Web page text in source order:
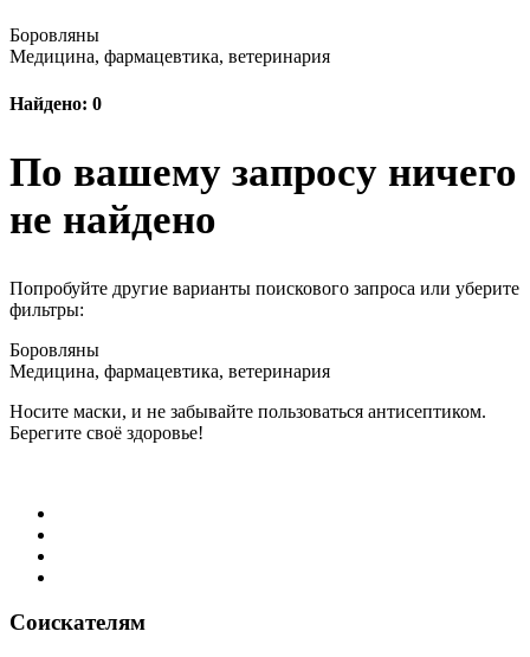
Боровляны
Медицина, фармацевтика, ветеринария
Найдено: 0
По вашему запросу ничего
не найдено
Попробуйте другие варианты поискового запроса или уберите
фильтры:
Боровляны
Медицина, фармацевтика, ветеринария
Носите маски, и не забывайте пользоваться антисептиком.
Берегите своё здоровье!
Соискателям